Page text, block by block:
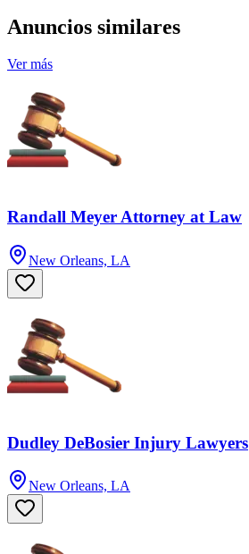
Anuncios similares
Ver más
Randall Meyer Attorney at Law
New Orleans, LA
Dudley DeBosier Injury Lawyers
New Orleans, LA